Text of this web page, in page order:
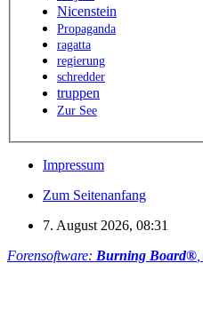
Nicenstein
Propaganda
ragatta
regierung
schredder
truppen
Zur See
Impressum
Zum Seitenanfang
7. August 2026, 08:31
Forensoftware: Burning Board®